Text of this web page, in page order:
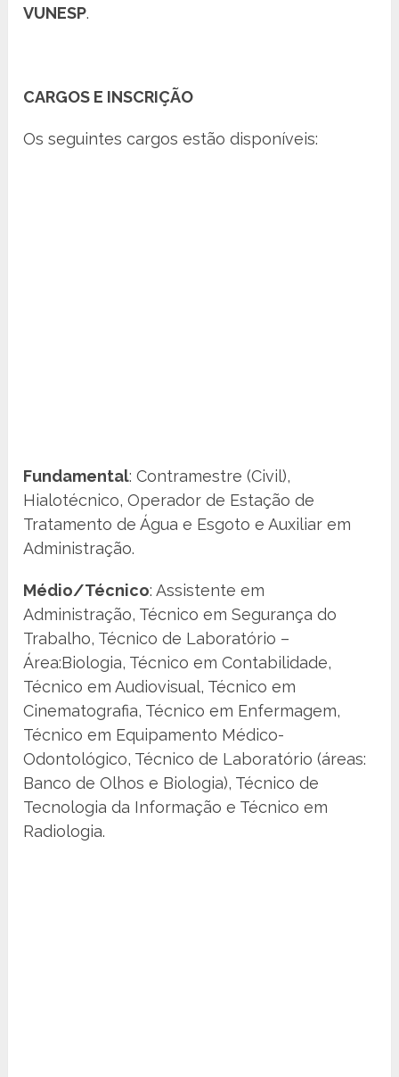
VUNESP.
CARGOS E INSCRIÇÃO
Os seguintes cargos estão disponíveis:
Fundamental: Contramestre (Civil),
Hialotécnico, Operador de Estação de
Tratamento de Água e Esgoto e Auxiliar em
Administração.
Médio/Técnico: Assistente em
Administração, Técnico em Segurança do
Trabalho, Técnico de Laboratório –
Área:Biologia, Técnico em Contabilidade,
Técnico em Audiovisual, Técnico em
Cinematografia, Técnico em Enfermagem,
Técnico em Equipamento Médico-
Odontológico, Técnico de Laboratório (áreas:
Banco de Olhos e Biologia), Técnico de
Tecnologia da Informação e Técnico em
Radiologia.